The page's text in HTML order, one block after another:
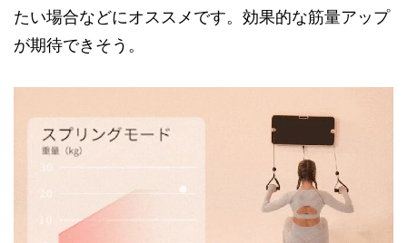
たい場合などにオススメです。効果的な筋量アップ
が期待できそう。